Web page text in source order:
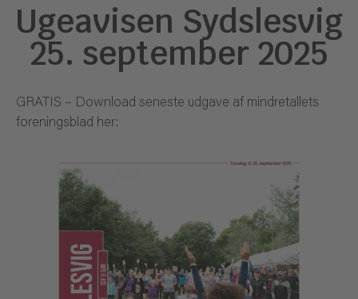
Ugeavisen Sydslesvig
25. september 2025
GRATIS – Download seneste udgave af mindretallets
foreningsblad her: